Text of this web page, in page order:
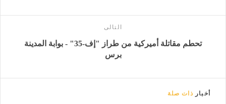
التالى
تحطم مقاتلة أميركية من طراز "إف-35" - بوابة المدينة
برس
أخبار ذات صلة